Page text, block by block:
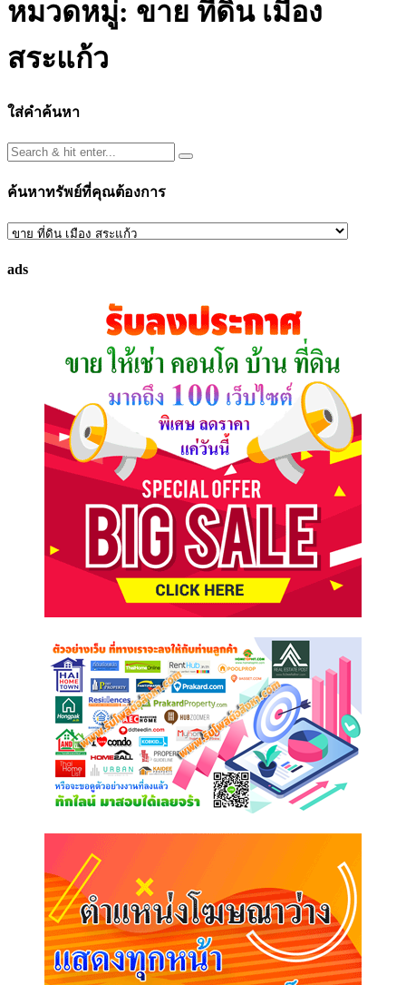
หมวดหมู่: ขาย ที่ดิน เมือง
สระแก้ว
ใส่คำค้นหา
ค้นหาทรัพย์ที่คุณต้องการ
ค้นหา
ที่
ads